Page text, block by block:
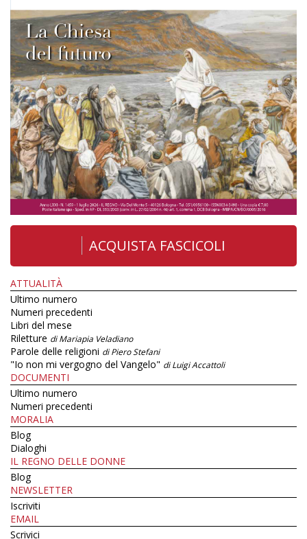
ACQUISTA FASCICOLI
ATTUALITÀ
Ultimo numero
Numeri precedenti
Libri del mese
Riletture di Mariapia Veladiano
Parole delle religioni di Piero Stefani
"Io non mi vergogno del Vangelo" di Luigi Accattoli
DOCUMENTI
Ultimo numero
Numeri precedenti
MORALIA
Blog
Dialoghi
IL REGNO DELLE DONNE
Blog
NEWSLETTER
Iscriviti
EMAIL
Scrivici